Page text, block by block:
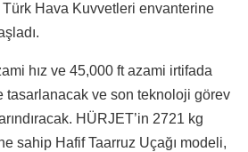
Türk Hava Kuvvetleri envanterine
hız ve 45,000 ft azami irtifada
tasarlanacak ve son teknoloji görev
HÜRJET’in 2721 kg
sahip Hafif Taarruz Uçağı modeli,